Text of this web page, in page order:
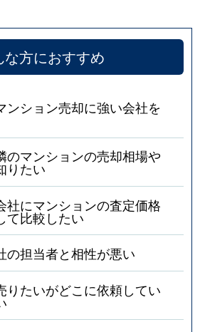
な方におすすめ
ンション売却に強い会社を
のマンションの売却相場や
りたい
社にマンションの査定価格
て比較したい
の担当者と相性が悪い
りたいがどこに依頼してい